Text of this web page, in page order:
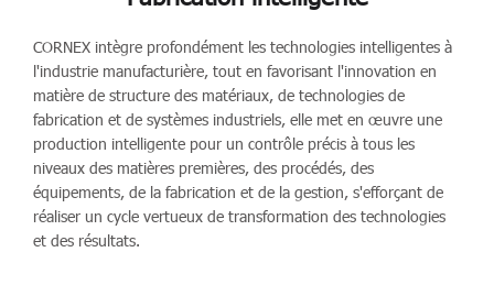
CORNEX intègre profondément les technologies intelligentes à
l'industrie manufacturière, tout en favorisant l'innovation en
matière de structure des matériaux, de technologies de
fabrication et de systèmes industriels, elle met en œuvre une
production intelligente pour un contrôle précis à tous les
niveaux des matières premières, des procédés, des
équipements, de la fabrication et de la gestion, s'efforçant de
réaliser un cycle vertueux de transformation des technologies
et des résultats.